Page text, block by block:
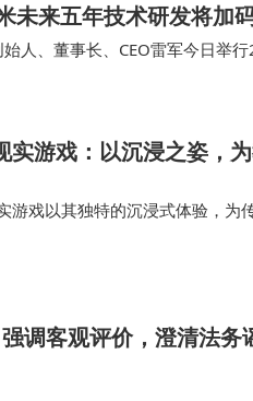
未来五年技术研发将加
人、董事长、CEO雷军今日举
责声明】本文仅代表作者本人
实游戏：以沉浸之姿，
游戏以其独特的沉浸式体验，为
进度和风格调整内容；可能会出
调客观评价，澄清法务